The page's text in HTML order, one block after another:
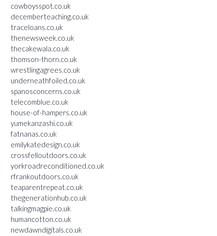
cowboysspot.co.uk
decemberteaching.co.uk
traceloans.co.uk
thenewsweek.co.uk
thecakewala.co.uk
thomson-thorn.co.uk
wrestlingagrees.co.uk
underneathfoiled.co.uk
spanosconcerns.co.uk
telecomblue.co.uk
house-of-hampers.co.uk
yumekanzashi.co.uk
fatnanas.co.uk
emilykatedesign.co.uk
crossfelloutdoors.co.uk
yorkroadreconditioned.co.uk
rfrankoutdoors.co.uk
teaparentrepeat.co.uk
thegenerationhub.co.uk
talkingmagpie.co.uk
humancotton.co.uk
newdawndigitals.co.uk